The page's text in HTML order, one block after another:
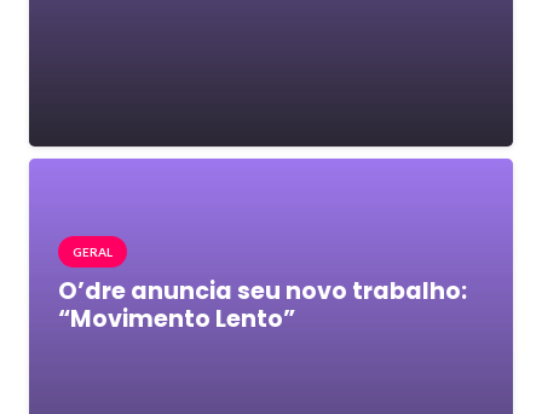
GERAL
O’dre anuncia seu novo trabalho:
“Movimento Lento”